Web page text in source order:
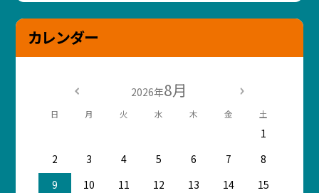
カレンダー
2026年8月
日 月 火 水 木 金 土
1
2
3 4 5 6 7
8
9
10 11 12 13 14
15